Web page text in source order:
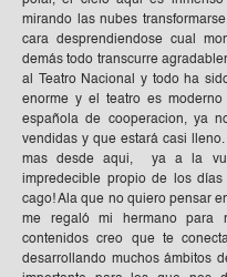
mirando las nubes
cara desprendiendose cual
demás todo transcurre
al Teatro Nacional y todo ha
enorme y el teatro es
española de cooperacion, ya
vendidas y que estará casi
mas desde aqui, ya a la
impredecible propio de los
cago! Ala que no quiero pensar
me regaló mi hermano para
contenidos creo que te
desarrollando muchos ámbitos